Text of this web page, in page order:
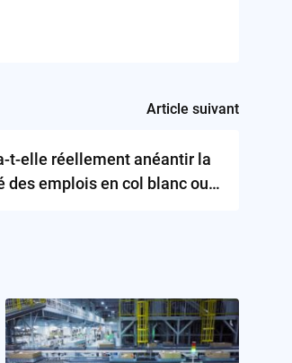
Article suivant
t-elle réellement anéantir la
des emplois en col blanc ou